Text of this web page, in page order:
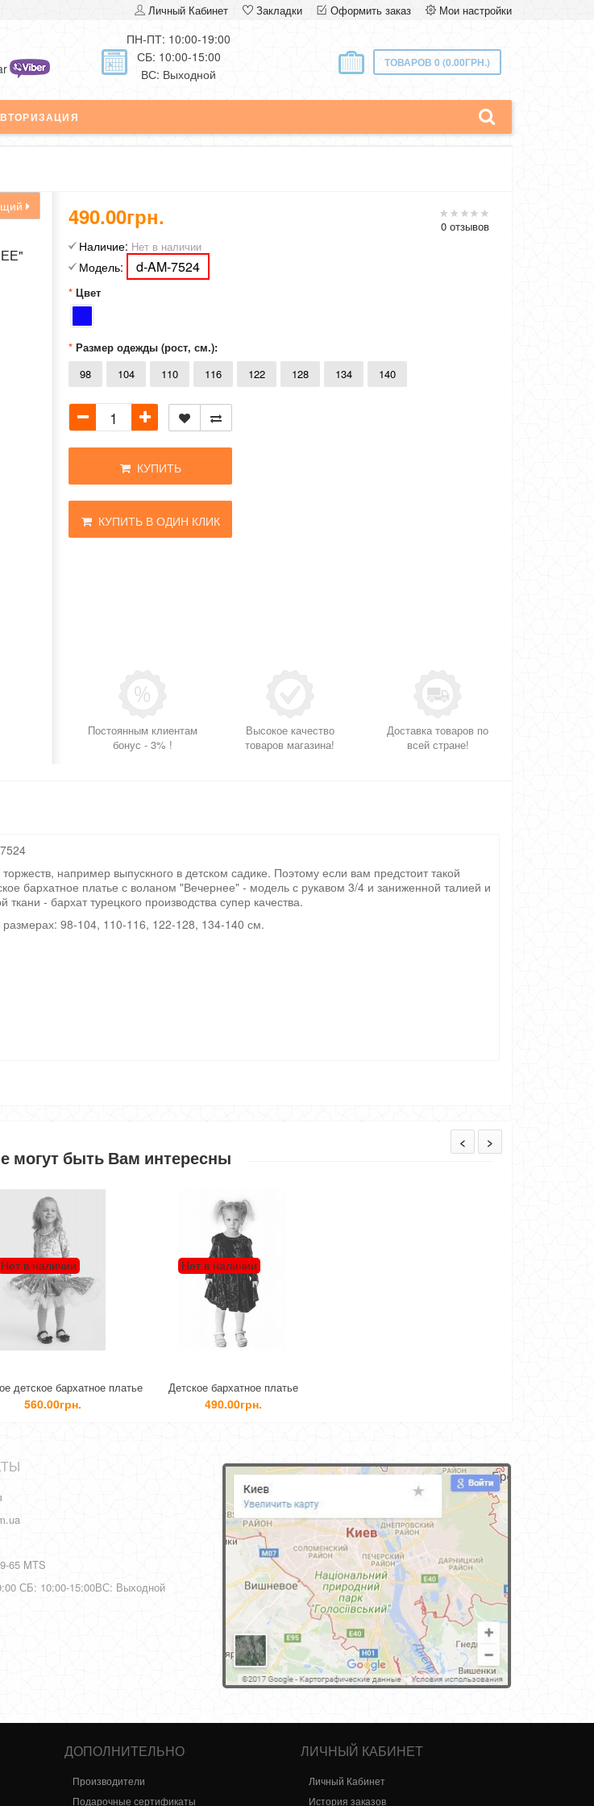
Личный Кабинет Закладки Оформить заказ Мои настройки
ПН-ПТ: 10:00-19:00
СБ: 10:00-15:00
ВС: Выходной
ТОВАРОВ 0 (0.00ГРН.)
0 отзывов
490.00грн.
Наличие: Нет в наличии
Модель: d-AM-7524
Цвет
Размер одежды (рост, см.):
98
104 110 116 122 128 134 140
КУПИТЬ
КУПИТЬ В ОДИН КЛИК
Постоянным клиентам
бонус - 3% !
Высокое качество
товаров магазина!
Доставка товаров по
всей стране!
например выпускного в детском садике. Поэтому если вам предстоит такой
бархатное платье с воланом "Вечернее" - модель с рукавом 3/4 и заниженной талией и
- бархат турецкого производства супер качества.
размерах: 98-104, 110-116, 122-128, 134-140 см.
могут быть Вам интересны
Нет в наличии
детское бархатное платье
для девочки
560.00грн.
Нет в наличии
Детское бархатное платье
490.00грн.
< >
65 MTS
СБ: 10:00-15:00ВС: Выходной
ДОПОЛНИТЕЛЬНО
Производители
Подарочные сертификаты
ЛИЧНЫЙ КАБИНЕТ
Личный Кабинет
История заказов